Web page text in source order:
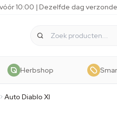
10:00 | Dezelfde dag
Herbshop
Auto Diablo Xl